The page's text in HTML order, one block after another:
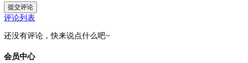
提交评论
评论列表
还没有评论，快来说点什么吧~
会员中心